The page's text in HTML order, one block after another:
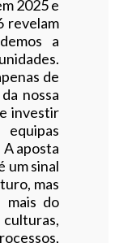
2025 e
revelam
a
de
nossa
investir
aposta
um sinal
mas
mais do